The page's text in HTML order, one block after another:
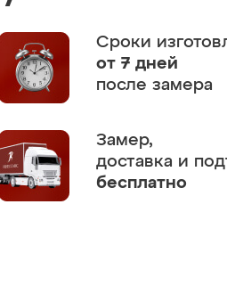
Сроки
от 7 дней
после замера
Замер,
доставка и
бесплатно